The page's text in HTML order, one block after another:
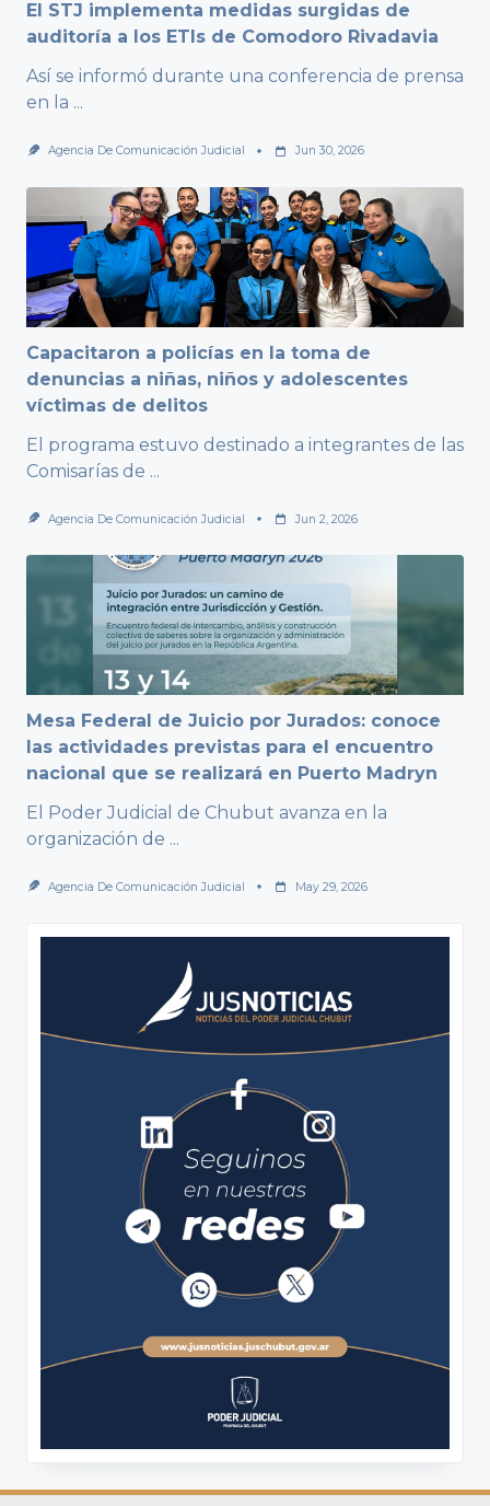
El STJ implementa medidas surgidas de
auditoría a los ETIs de Comodoro Rivadavia
Así se informó durante una conferencia de prensa
en la ...
Agencia De Comunicación Judicial Jun 30, 2026
Capacitaron a policías en la toma de
denuncias a niñas, niños y adolescentes
víctimas de delitos
El programa estuvo destinado a integrantes de las
Comisarías de ...
Agencia De Comunicación Judicial Jun 2, 2026
Mesa Federal de Juicio por Jurados: conoce
las actividades previstas para el encuentro
nacional que se realizará en Puerto Madryn
El Poder Judicial de Chubut avanza en la
organización de ...
Agencia De Comunicación Judicial May 29, 2026